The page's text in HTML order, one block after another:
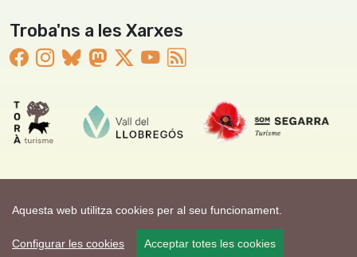
Aquesta web utilitza cookies per al seu funcionament.
Configurar les cookies Acceptar totes les cookies
Troba'ns a les Xarxes